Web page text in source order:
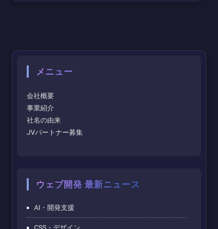
メニュー
会社概要
事業紹介
社名の由来
JVパートナー募集
ウェブ開発 最新ニュース
AI・開発支援